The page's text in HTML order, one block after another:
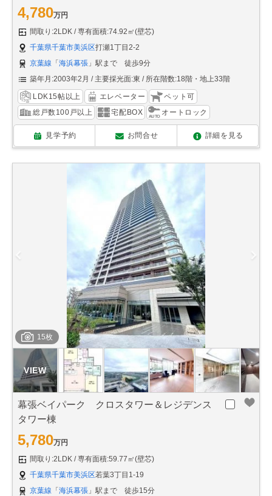
4,780万円
間取り:2LDK
専有面積:74.92㎡(壁芯)
千葉県千葉市美浜区打瀬1丁目2-2
京葉線 「海浜幕張 」駅まで 徒歩9分
築年月:2003年2月
主要採光面:東 所在階数:18階・地上33階
LDK15帖以上 エレベーター
ペット可
総戸数100戸以上
宅配BOX オートロック
見学予約 お問合せ 詳細を見る
15枚
幕張ベイパーク クロスタワー＆レジデンス
タワー棟
5,780万円
間取り:2LDK
専有面積:59.77㎡(壁芯)
千葉県千葉市美浜区若葉3丁目1-19
京葉線 「 海浜幕張 」駅まで 徒歩15分